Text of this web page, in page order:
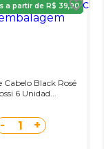
a partir de R$ 39,90
Cabelo Black Rosé
6 Unidad...
- 1 +